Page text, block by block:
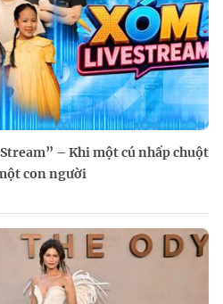
– Khi một cú nhấp chuột
con người